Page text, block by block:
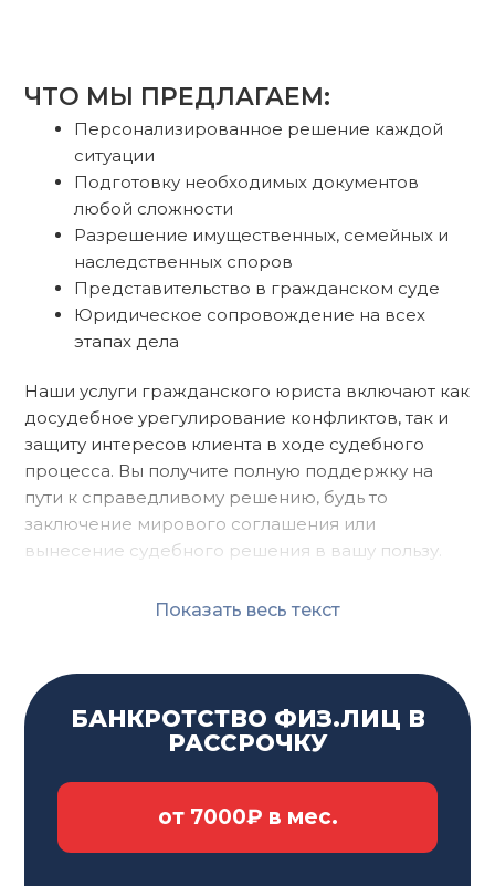
ЧТО МЫ ПРЕДЛАГАЕМ:
Персонализированное решение каждой
ситуации
Подготовку необходимых документов
любой сложности
Разрешение имущественных, семейных и
наследственных споров
Представительство в гражданском суде
Юридическое сопровождение на всех
этапах дела
Наши услуги гражданского юриста включают как
досудебное урегулирование конфликтов, так и
защиту интересов клиента в ходе судебного
процесса. Вы получите полную поддержку на
пути к справедливому решению, будь то
заключение мирового соглашения или
вынесение судебного решения в вашу пользу.
Позвольте нам стать вашим надежным
гражданские юристынайдут оптимальное
решение, которое обеспечит вам спокойствие и
уверенность в защите ваших интересов.
ПРИЧИНЫ ОБРАЩЕНИЯ К
ГРАЖДАНСКОМУ ЮРИСТУ
Показать весь текст
БАНКРОТСТВО ФИЗ.ЛИЦ В
РАССРОЧКУ
от 7000₽ в мес.